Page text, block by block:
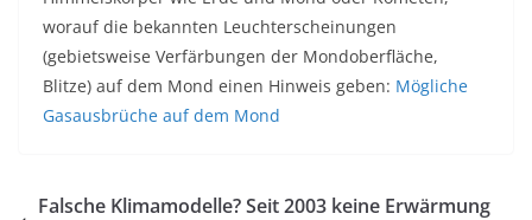
worauf die bekannten Leuchterscheinungen
(gebietsweise Verfärbungen der Mondoberfläche,
Blitze) auf dem Mond einen Hinweis geben: Mögliche
Gasausbrüche auf dem Mond
Falsche Klimamodelle? Seit 2003 keine Erwärmung